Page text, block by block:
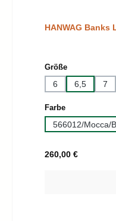
HANWAG Banks
Größeauswählen
6 6,5 7
Farbeauswählen
566012/Mocca/
Regulärer Preis:
260,00 €